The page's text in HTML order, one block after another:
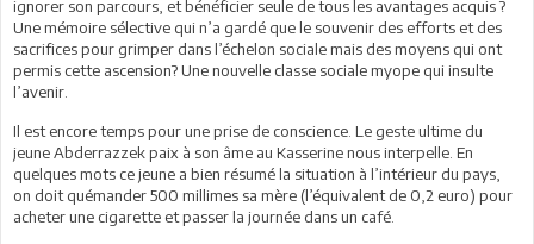
ignorer son parcours, et bénéficier seule de tous les avantages acquis ?
Une mémoire sélective qui n’a gardé que le souvenir des efforts et des
sacrifices pour grimper dans l’échelon sociale mais des moyens qui ont
permis cette ascension? Une nouvelle classe sociale myope qui insulte
l’avenir.
Il est encore temps pour une prise de conscience. Le geste ultime du
jeune Abderrazzek paix à son âme au Kasserine nous interpelle. En
quelques mots ce jeune a bien résumé la situation à l’intérieur du pays,
on doit quémander 500 millimes sa mère (l’équivalent de 0,2 euro) pour
acheter une cigarette et passer la journée dans un café.